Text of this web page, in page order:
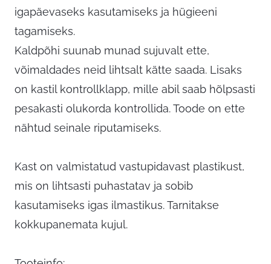
igapäevaseks kasutamiseks ja hügieeni
tagamiseks.
Kaldpõhi suunab munad sujuvalt ette,
võimaldades neid lihtsalt kätte saada. Lisaks
on kastil kontrollklapp, mille abil saab hõlpsasti
pesakasti olukorda kontrollida. Toode on ette
nähtud seinale riputamiseks.
Kast on valmistatud vastupidavast plastikust,
mis on lihtsasti puhastatav ja sobib
kasutamiseks igas ilmastikus. Tarnitakse
kokkupanemata kujul.